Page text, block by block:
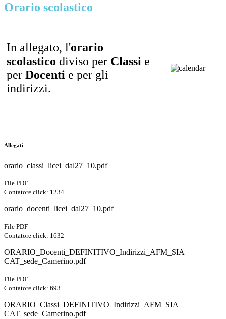
Orario scolastico
In allegato, l'orario
scolastico diviso per Classi e
per Docenti e per gli
indirizzi.
Allegati
orario_classi_licei_dal27_10.pdf
File PDF
Contatore click: 1234
orario_docenti_licei_dal27_10.pdf
File PDF
Contatore click: 1632
ORARIO_Docenti_DEFINITIVO_Indirizzi_AFM_SIA
CAT_sede_Camerino.pdf
File PDF
Contatore click: 693
ORARIO_Classi_DEFINITIVO_Indirizzi_AFM_SIA
CAT_sede_Camerino.pdf